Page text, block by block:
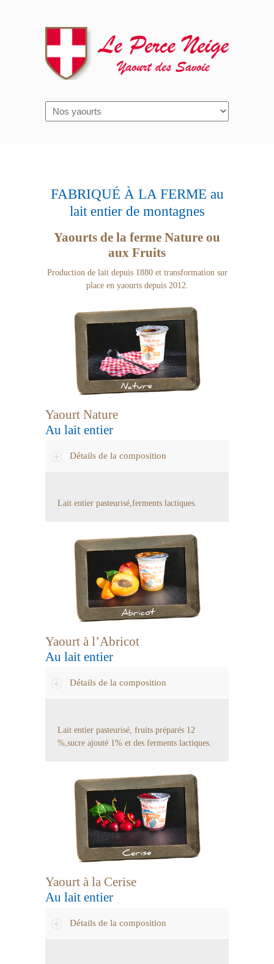
FABRIQUÉ À LA FERME au
lait entier de montagnes
Yaourts de la ferme Nature ou
aux Fruits
Production de lait depuis 1880 et transformation sur
place en yaourts depuis 2012.
Yaourt Nature
Au lait entier
Détails de la composition
Lait entier pasteurisé,ferments lactiques.
Yaourt à l’Abricot
Au lait entier
Détails de la composition
Lait entier pasteurisé, fruits préparés 12
%,sucre ajouté 1% et des ferments lactiques.
Yaourt à la Cerise
Au lait entier
Détails de la composition